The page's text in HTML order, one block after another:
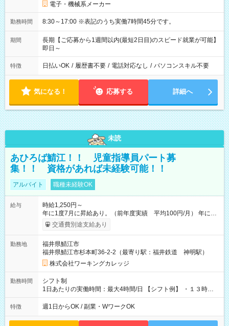
電子・機械系メーカー
勤務時間 8:30～17:00 ※表記のうち実働7時間45分です。
期間
長期【ご応募から1週間以内(最短2日目)のスピード就業が可能】
即日～
特徴 日払いOK / 履歴書不要 / 電話対応なし / パソコンスキル不要
気になる！ 応募する 詳細へ
未読
あひろば鯖江！！ 児童指導員パート募
集！！ 資格があれば未経験可能！！
アルバイト 職種未経験OK
給与
時給1,250円～
年に1度7月に昇給あり。（前年度実績 平均100円/月） 年に2
回賞与あり。 交通費（最大20000円／月） 給与の振り込み日は
月末です。 【試用期間】試用期間あり 試用期間の長さ：3ヶ月
交通費別途支給あり
勤務地
福井県鯖江市
福井県鯖江市杉本町36-2-2（最寄り駅：福井鉄道 神明駅）
株式会社ワーキングカレッジ
勤務時間
シフト制
1日あたりの実働時間：最大4時間/日 【シフト例】 ・１３時０
０分～１７時００分 ・１３時３０分～１７時３０分 シフト制：
１日あたりの実労働時間４時間 ◎午前中から勤務希望の方も大
ゃる方も働きやすい勤務体制になっております。
特徴 週1日からOK / 副業・WワークOK